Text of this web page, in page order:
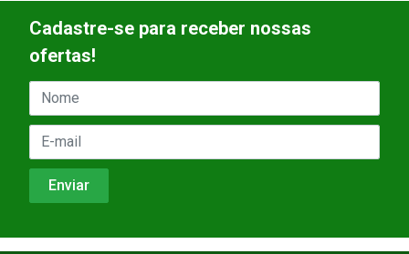
Cadastre-se para receber nossas
ofertas!